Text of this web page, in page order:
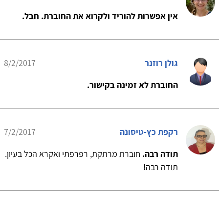
אין אפשרות להוריד ולקרוא את החוברת. חבל.
גולן רוזנר
8/2/2017
החוברת לא זמינה בקישור.
רקפת כץ-טיסונה
7/2/2017
תודה רבה. חוברת מרתקת, רפרפתי ואקרא הכל בעיון.
תודה רבה!